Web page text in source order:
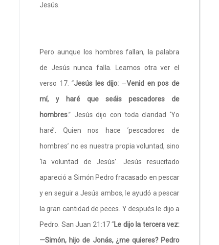
Jesús.
Pero aunque los hombres fallan, la palabra
de Jesús nunca falla. Leamos otra ver el
verso 17. “Jesús les dijo: —Venid en pos de
mí, y haré que seáis pescadores de
hombres.” Jesús dijo con toda claridad ‘Yo
haré’. Quien nos hace ‘pescadores de
hombres’ no es nuestra propia voluntad, sino
‘la voluntad de Jesús’. Jesús resucitado
apareció a Simón Pedro fracasado en pescar
y en seguir a Jesús ambos, le ayudó a pescar
la gran cantidad de peces. Y después le dijo a
Pedro. San Juan 21:17 “Le dijo la tercera vez:
—Simón, hijo de Jonás, ¿me quieres? Pedro